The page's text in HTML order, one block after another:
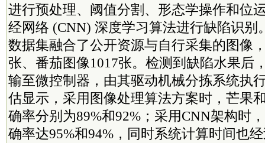
进行预处理、阈值分割、形态学操作和位
经网络 (CNN) 深度学习算法进行缺陷识别
数据集融合了公开资源与自行采集的图像
张、番茄图像1017张。检测到缺陷水果后
输至微控制器，由其驱动机械分拣系统执
估显示，采用图像处理算法方案时，芒果
确率分别为89%和92%；采用CNN架构时
确率达95%和94%，同时系统计算时间也